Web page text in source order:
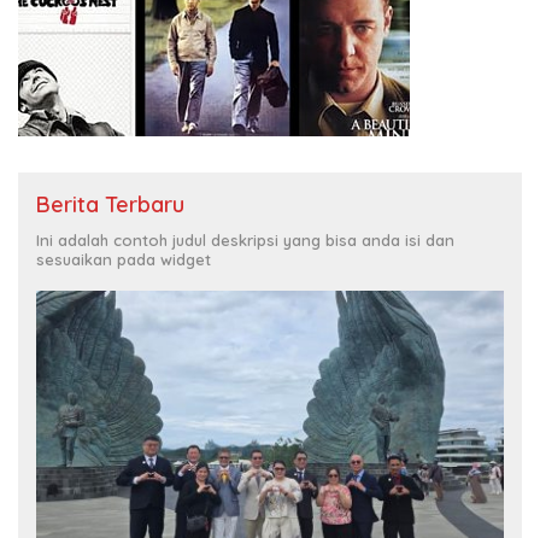
Berita Terbaru
Ini adalah contoh judul deskripsi yang bisa anda isi dan
sesuaikan pada widget